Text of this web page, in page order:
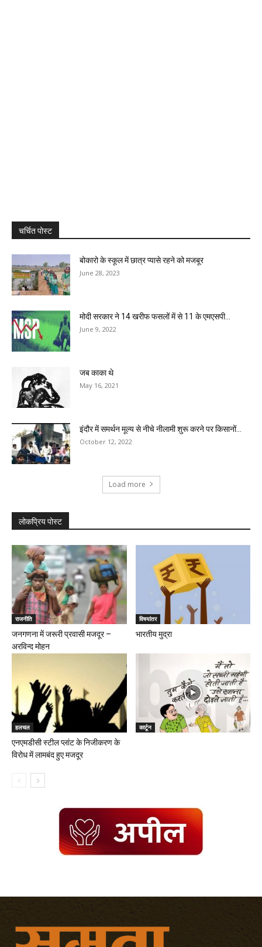
चर्चित पोस्ट
बोकारो के स्कूल में छात्र प्यासे रहने को मजबूर
June 28, 2023
मोदी सरकार ने 14 खरीफ फसलों में से 11 के एमएसपी...
June 9, 2022
जब काका थे
May 16, 2021
इंदौर में समर्थन मूल्य से नीचे नीलामी शुरू करने पर किसानों...
October 12, 2022
Load more
लोकप्रिय पोस्ट
राजनीति
जनगणना में जरूरी प्रवासी मजदूर –
अरविन्द मोहन
विषयांतर
भारतीय मुद्रा
हलचल
एनएमडीसी स्टील प्लांट के निजीकरण के
विरोध में लामबंद हुए मजदूर
कार्टून